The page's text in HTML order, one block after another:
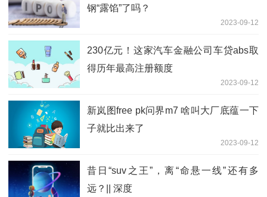
钢“露馅”了吗？
2023-09-12
230亿元！这家汽车金融公司车贷abs取
得历年最高注册额度
2023-09-12
新岚图free pk问界m7 啥叫大厂底蕴一下
子就比出来了
2023-09-12
昔日“suv之王”，离“命悬一线”还有多
远？|| 深度